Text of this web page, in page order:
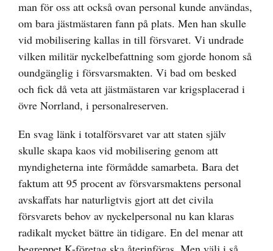
man för oss att också ovan personal kunde användas,
om bara jästmästaren fann på plats. Men han skulle
vid mobilisering kallas in till försvaret. Vi undrade
vilken militär nyckelbefattning som gjorde honom så
oundgänglig i försvarsmakten. Vi bad om besked
och fick då veta att jästmästaren var krigsplacerad i
övre Norrland, i personalreserven.
En svag länk i totalförsvaret var att staten själv
skulle skapa kaos vid mobilisering genom att
myndigheterna inte förmådde samarbeta. Bara det
faktum att 95 procent av försvarsmaktens personal
avskaffats har naturligtvis gjort att det civila
försvarets behov av nyckelpersonal nu kan klaras
radikalt mycket bättre än tidigare. En del menar att